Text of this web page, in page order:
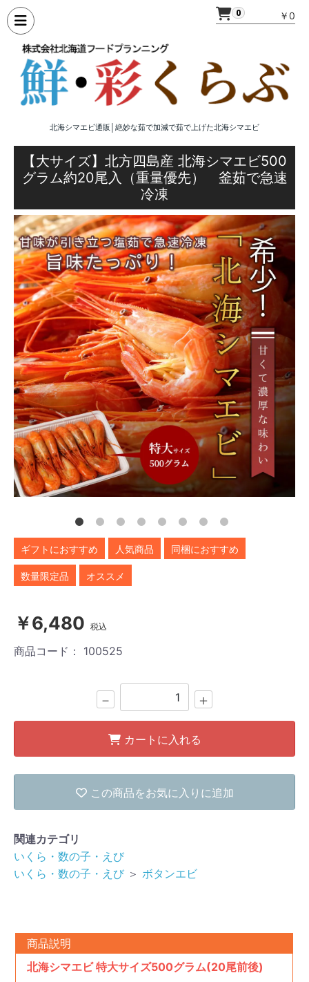
0 ￥0
北海シマエビ通販│絶妙な茹で加減で茹で上げた北海シマエビ
【大サイズ】北方四島産 北海シマエビ500
グラム約20尾入（重量優先） 釜茹で急速
冷凍
ギフトにおすすめ 人気商品 同梱におすすめ
数量限定品 オススメ
￥6,480 税込
商品コード： 100525
－ ＋
カートに入れる
この商品をお気に入りに追加
関連カテゴリ
いくら・数の子・えび
いくら・数の子・えび ＞ ボタンエビ
商品説明
北海シマエビ 特大サイズ500グラム(20尾前後)